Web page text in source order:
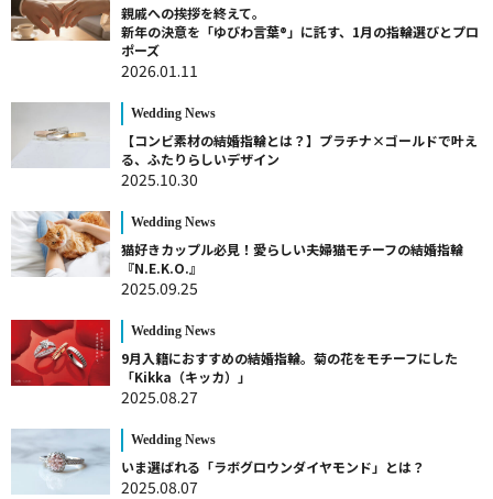
親戚への挨拶を終えて。
新年の決意を「ゆびわ言葉®」に託す、1月の指輪選びとプロ
ポーズ
2026.01.11
Wedding News
【コンビ素材の結婚指輪とは？】プラチナ×ゴールドで叶え
る、ふたりらしいデザイン
2025.10.30
Wedding News
猫好きカップル必見！愛らしい夫婦猫モチーフの結婚指輪
『N.E.K.O.』
2025.09.25
Wedding News
9月入籍におすすめの結婚指輪。菊の花をモチーフにした
「Kikka（キッカ）」
2025.08.27
Wedding News
いま選ばれる「ラボグロウンダイヤモンド」とは？
2025.08.07